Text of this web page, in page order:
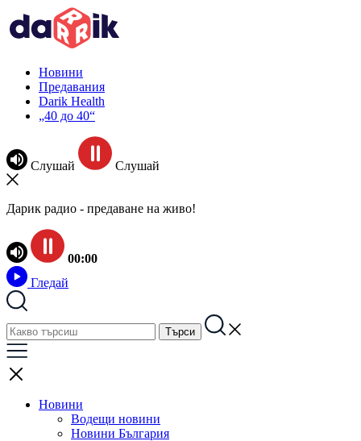
Новини
Предавания
Darik Health
„40 до 40“
Слушай Слушай
Дарик радио - предаване на живо!
00:00
Гледай
Новини
Водещи новини
Новини България